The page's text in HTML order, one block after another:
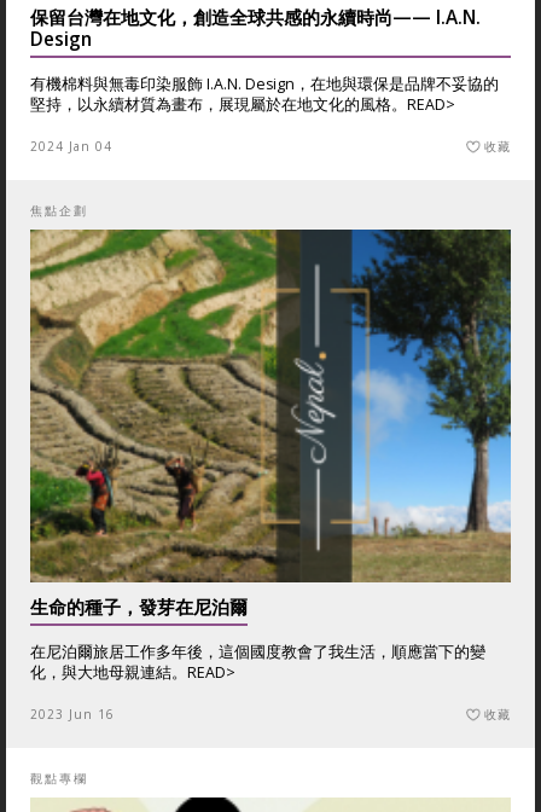
保留台灣在地文化，創造全球共感的永續時尚—— I.A.N.
Design
有機棉料與無毒印染服飾 I.A.N. Design，在地與環保是品牌不妥協的
堅持，以永續材質為畫布，展現屬於在地文化的風格。 READ>
2024 Jan 04 收藏
焦點企劃
生命的種子，發芽在尼泊爾
在尼泊爾旅居工作多年後，這個國度教會了我生活，順應當下的變
化，與大地母親連結。 READ>
2023 Jun 16 收藏
觀點專欄